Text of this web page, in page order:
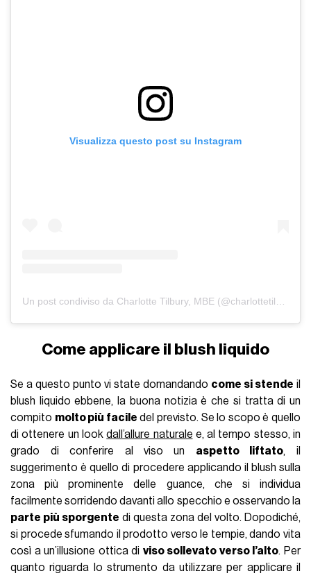
Visualizza questo post su Instagram
Come applicare il blush liquido
Se a questo punto vi state domandando come si stende il
blush liquido ebbene, la buona notizia è che si tratta di un
compito molto più facile del previsto. Se lo scopo è quello
di ottenere un lookdall’allure naturale e, al tempo stesso, in
grado di conferire al viso un aspetto liftato, il
suggerimento è quello di procedere applicando il blush sulla
zona più prominente delle guance, che si individua
facilmente sorridendo davanti allo specchio e osservando la
parte più sporgente di questa zona del volto. Dopodiché,
si procede sfumando il prodotto verso le tempie, dando vita
così a un’illusione ottica di viso sollevato verso l’alto. Per
quanto riguarda lo strumento da utilizzare per applicare il